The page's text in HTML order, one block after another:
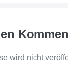
wird nicht